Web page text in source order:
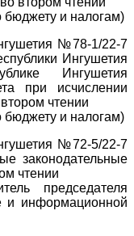
бюджету и налогам)
№78-1/22-7
Ингушетия
Ингушетия
при исчислении
чтении
бюджету и налогам)
№72-5/22-7
законодательные
чтении
председателя
и информационной